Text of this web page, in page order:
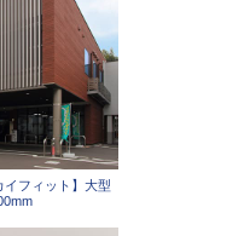
イフィット】大型